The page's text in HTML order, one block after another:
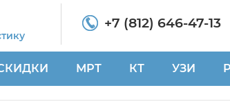
+7 (812) 646-47-13
МРТ КТ УЗИ